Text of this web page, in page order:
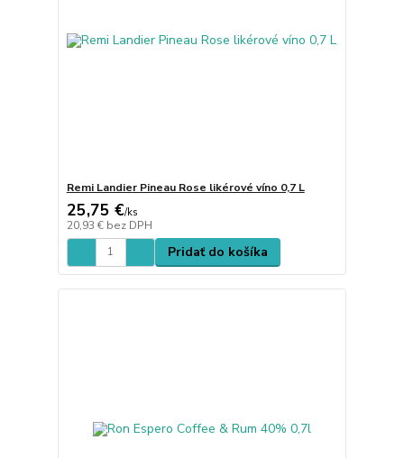
Remi Landier Pineau Rose likérové víno 0,7 L
25,75 €/ks
20,93 € bez DPH
Pridať do košíka